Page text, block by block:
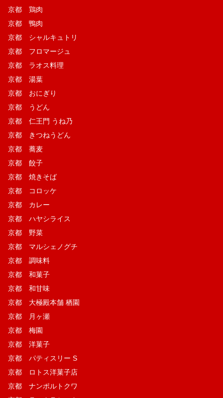
京都 鶏肉
京都 鴨肉
京都 シャルキュトリ
京都 フロマージュ
京都 ラオス料理
京都 湯葉
京都 おにぎり
京都 うどん
京都 仁王門 うね乃
京都 きつねうどん
京都 蕎麦
京都 餃子
京都 焼きそば
京都 コロッケ
京都 カレー
京都 ハヤシライス
京都 野菜
京都 マルシェノグチ
京都 調味料
京都 和菓子
京都 和甘味
京都 大極殿本舗 栖園
京都 月ヶ瀬
京都 梅園
京都 洋菓子
京都 パティスリー S
京都 ロトス洋菓子店
京都 ナンポルトクワ